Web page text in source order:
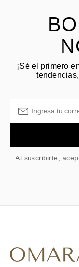
¡Sé el primero
Al suscribirte,